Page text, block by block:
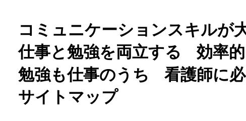
コミュニケーションスキルが
仕事と勉強を両立する
効率
勉強も仕事のうち
看護師に
サイトマップ